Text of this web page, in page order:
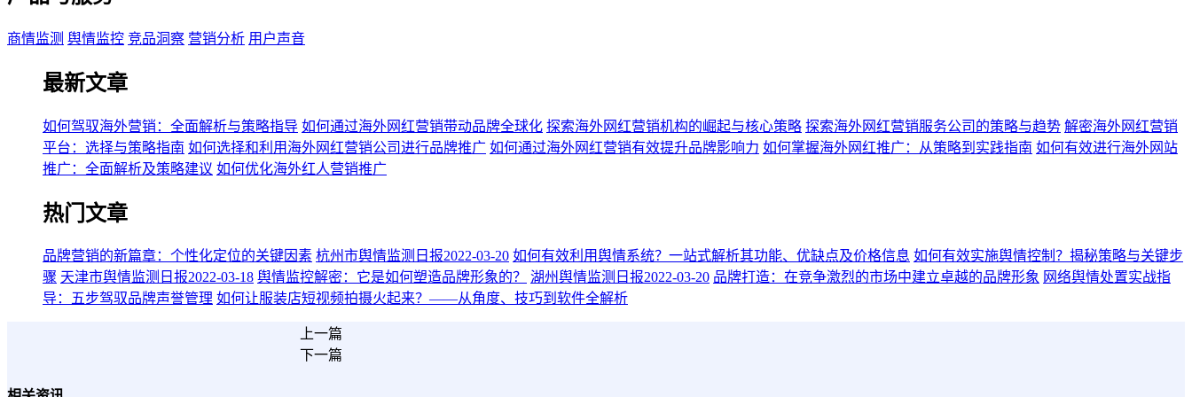
商情监测 舆情监控 竞品洞察 营销分析 用户声音
最新文章
如何驾驭海外营销：全面解析与策略指导 如何通过海外网红营销带动品牌全球化 探索海外网红营销机构的崛起与核心策略 探索海外网红营销服务公司的策略与趋势 解密海外网红营销
平台：选择与策略指南 如何选择和利用海外网红营销公司进行品牌推广 如何通过海外网红营销有效提升品牌影响力 如何掌握海外网红推广：从策略到实践指南 如何有效进行海外网站
推广：全面解析及策略建议 如何优化海外红人营销推广
热门文章
品牌营销的新篇章：个性化定位的关键因素 杭州市舆情监测日报2022-03-20 如何有效利用舆情系统？一站式解析其功能、优缺点及价格信息 如何有效实施舆情控制？揭秘策略与关键步
骤 天津市舆情监测日报2022-03-18 舆情监控解密：它是如何塑造品牌形象的？ 湖州舆情监测日报2022-03-20 品牌打造：在竞争激烈的市场中建立卓越的品牌形象 网络舆情处置实战指
导：五步驾驭品牌声誉管理 如何让服装店短视频拍摄火起来？——从角度、技巧到软件全解析
上一篇
下一篇